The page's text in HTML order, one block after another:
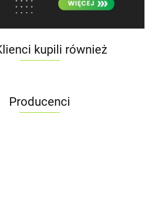
kupili również
Producenci